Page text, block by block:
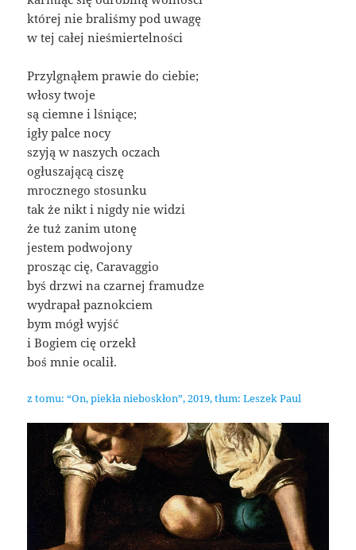
której nie braliśmy pod uwagę
w tej całej nieśmiertelności
Przylgnąłem prawie do ciebie;
włosy twoje
są ciemne i lśniące;
igły palce nocy
szyją w naszych oczach
ogłuszającą ciszę
mrocznego stosunku
tak że nikt i nigdy nie widzi
że tuż zanim utonę
jestem podwojony
prosząc cię, Caravaggio
byś drzwi na czarnej framudze
wydrapał paznokciem
bym mógł wyjść
i Bogiem cię orzekł
boś mnie ocalił.
z tomu: “On, piekła nieboskłon”, 2019, tłum: Leszek Paul